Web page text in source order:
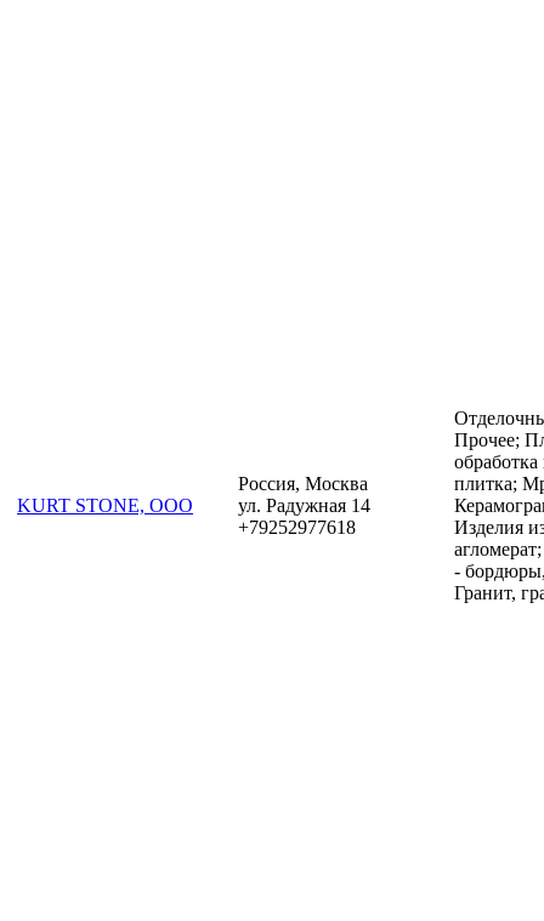
KURT STONE, ООО
Россия, Москва
ул. Радужная 14
+79252977618
Прочее;
плитка;
Изделия
-
Гранит,